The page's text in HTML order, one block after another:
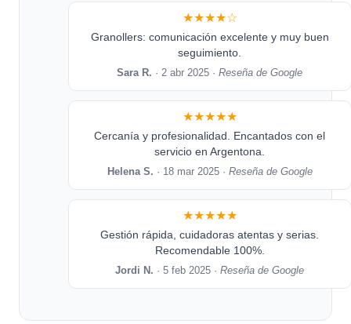
★★★★☆
Granollers: comunicación excelente y muy buen
seguimiento.
Sara R. · 2 abr 2025 ·Reseña de Google
★★★★★
Cercanía y profesionalidad. Encantados con el
servicio en Argentona.
Helena S. · 18 mar 2025 · Reseña de Google
★★★★★
Gestión rápida, cuidadoras atentas y serias.
Recomendable 100%.
Jordi N. · 5 feb 2025 ·Reseña de Google